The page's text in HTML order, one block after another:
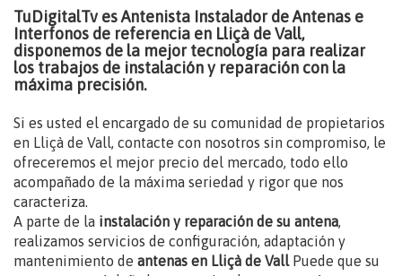
TuDigitalTv es Antenista Instalador de Antenas e
Interfonos de referencia en Lliçà de Vall,
disponemos de la mejor tecnología para realizar
los trabajos de instalación y reparación con la
máxima precisión.
Si es usted el encargado de su comunidad de propietarios
en Lliçà de Vall, contacte con nosotros sin compromiso, le
ofreceremos el mejor precio del mercado, todo ello
acompañado de la máxima seriedad y rigor que nos
caracteriza.
A parte de la instalación y reparación de su antena,
realizamos servicios de configuración, adaptación y
mantenimiento de antenas en Lliçà de VallPuede que su